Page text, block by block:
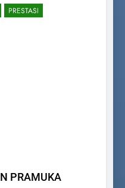
PRESTASI
PRAMUKA